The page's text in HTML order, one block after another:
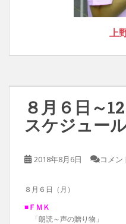
上
８月６日～
スケジュー
2018年8月6日 コメン
８月６日（月）
■ＦＭＫ
「朗読～声の贈り物」